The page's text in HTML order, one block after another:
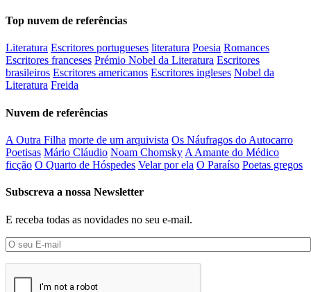
Top nuvem de referências
Literatura Escritores portugueses literatura Poesia Romances
Escritores franceses Prémio Nobel da Literatura Escritores
brasileiros Escritores americanos Escritores ingleses Nobel da
Literatura Freida
Nuvem de referências
A Outra Filha morte de um arquivista Os Náufragos do Autocarro
Poetisas Mário Cláudio Noam Chomsky A Amante do Médico
ficção O Quarto de Hóspedes Velar por ela O Paraíso Poetas gregos
Subscreva a nossa Newsletter
E receba todas as novidades no seu e-mail.